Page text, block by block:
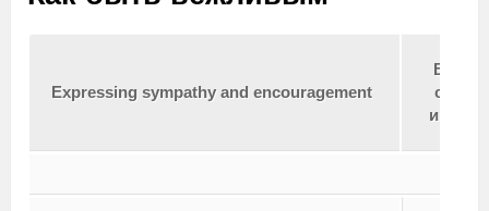
Expressing sympathy and encouragement
и